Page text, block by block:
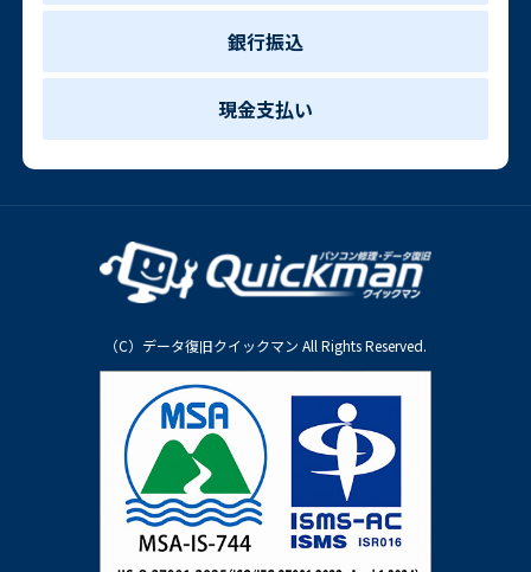
銀行振込
現金支払い
（C）データ復旧クイックマン All Rights Reserved.